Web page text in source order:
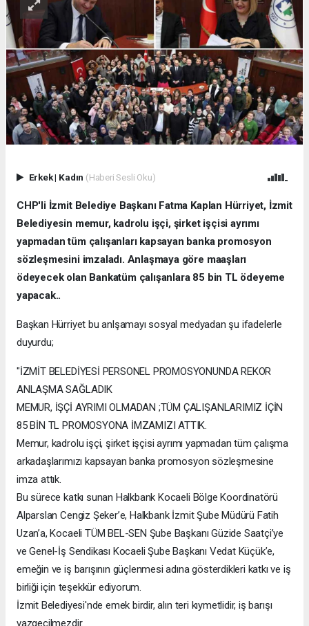
Erkek| Kadın (Haberi Sesli Oku)
CHP'li İzmit Belediye Başkanı Fatma Kaplan Hürriyet, İzmit
Belediyesin memur, kadrolu işçi, şirket işçisi ayrımı
yapmadan tüm çalışanları kapsayan banka promosyon
sözleşmesini imzaladı. Anlaşmaya göre maaşları
ödeyecek olan Bankatüm çalışanlara 85 bin TL ödeyeme
yapacak..
Başkan Hürriyet bu anlşamayı sosyal medyadan şu ifadelerle
duyurdu;
"İZMİT BELEDİYESİ PERSONEL PROMOSYONUNDA REKOR
ANLAŞMA SAĞLADIK
MEMUR, İŞÇİ AYRIMI OLMADAN ;TÜM ÇALIŞANLARIMIZ İÇİN
85 BİN TL PROMOSYONA İMZAMIZI ATTIK.
Memur, kadrolu işçi, şirket işçisi ayrımı yapmadan tüm çalışma
arkadaşlarımızı kapsayan banka promosyon sözleşmesine
imza attık.
Bu sürece katkı sunan Halkbank Kocaeli Bölge Koordinatörü
Alparslan Cengiz Şeker’e, Halkbank İzmit Şube Müdürü Fatih
Uzan’a, Kocaeli TÜM BEL-SEN Şube Başkanı Güzide Saatçi’ye
ve Genel-İş Sendikası Kocaeli Şube Başkanı Vedat Küçük’e,
emeğin ve iş barışının güçlenmesi adına gösterdikleri katkı ve iş
birliği için teşekkür ediyorum.
İzmit Belediyesi'nde emek birdir, alın teri kıymetlidir, iş barışı
vazgeçilmezdir.